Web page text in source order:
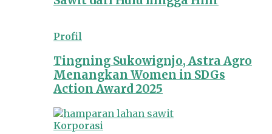
Profil
Tingning Sukowignjo, Astra Agro
Menangkan Women in SDGs
Action Award 2025
Korporasi